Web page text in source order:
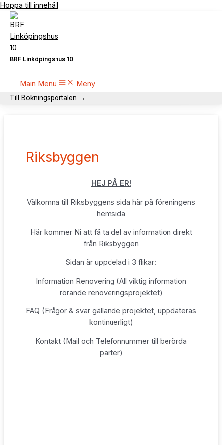
Hoppa till innehåll
BRF Linköpingshus 10
Main Menu Meny
Till Bokningsportalen →
Riksbyggen
HEJ PÅ ER!
Välkomna till Riksbyggens sida här på föreningens
hemsida
Här kommer Ni att få ta del av information direkt
från Riksbyggen
Sidan är uppdelad i 3 flikar:
Information Renovering (All viktig information
rörande renoveringsprojektet)
FAQ (Frågor & svar gällande projektet, uppdateras
kontinuerligt)
Kontakt (Mail och Telefonnummer till berörda
parter)